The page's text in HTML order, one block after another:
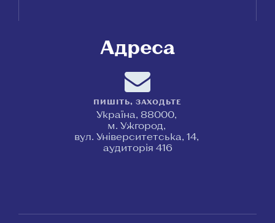
Адреса
ПИШІТЬ, ЗАХОДЬТЕ
Україна, 88000,
м. Ужгород,
вул. Університетська, 14,
аудиторія 416